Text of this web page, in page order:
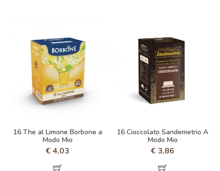
16 The al Limone Borbone a
Modo Mio
€ 4,03
16 Cioccolato Sandemetrio A
Modo Mio
€ 3,86